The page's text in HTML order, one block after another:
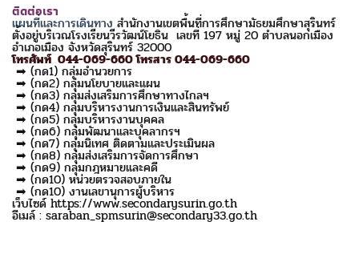
ติดต่อเรา
แผนที่และการเดินทาง สำนักงานเขตพื้นที่การศึกษามัธยมศึกษาสุรินทร์
ตั้งอยู่บริเวณโรงเรียนวีรวัฒน์โยธิน เลขที่ 197 หมู่ 20 ตำบลนอกเมือง
อำเภอเมือง จังหวัดสุรินทร์ 32000
โทรศัพท์ 044-069-660 โทรสาร 044-069-660
➡ (กด1) กลุ่มอำนวยการ
➡ (กด2) กลุ่มนโยบายและแผน
➡ (กด3) กลุ่มส่งเสริมการศึกษาทางไกลฯ
➡ (กด4) กลุ่มบริหารงานการเงินและสินทรัพย์
➡ (กด5) กลุ่มบริหารงานบุคคล
➡ (กด6) กลุ่มพัฒนาและบุคลากรฯ
➡ (กด7) กลุ่มนิเทศ ติดตามและประเมินผล
➡ (กด8) กลุ่มส่งเสริมการจัดการศึกษา
➡ (กด9) กลุ่มกฎหมายและคดี
➡ (กด10) หน่วยตรวจสอบภายใน
➡ (กด10) งานเลขานุการผู้บริหาร
เว็บไซด์ https://www.secondarysurin.go.th
อีเมล์ : saraban_spmsurin@secondary33.go.th